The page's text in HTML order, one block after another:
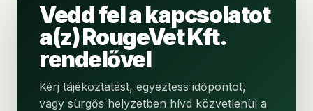
Vedd fel a kapcsolatot
a(z) RougeVet Kft.
rendelővel
Kérj tájékoztatást, egyeztess időpontot,
vagy sürgős helyzetben hívd közvetlenül a